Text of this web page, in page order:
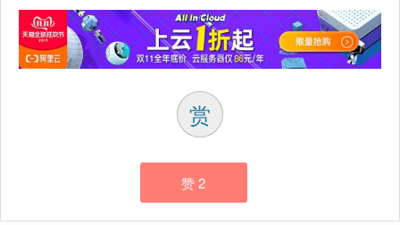
赏
赞2